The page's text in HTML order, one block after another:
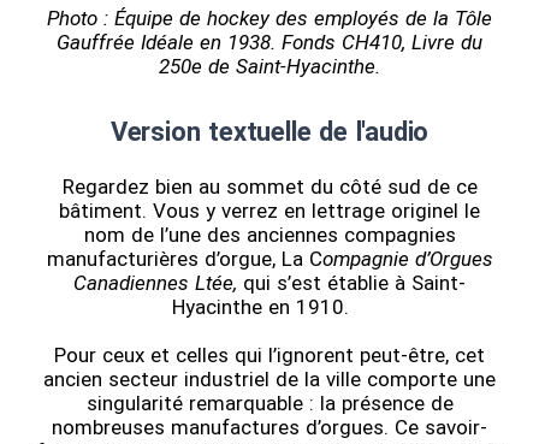
Photo : Équipe de hockey des employés de la Tôle
Gauffrée Idéale en 1938. Fonds CH410, Livre du
250e de Saint-Hyacinthe.
Version textuelle de l'audio
Regardez bien au sommet du côté sud de ce
bâtiment. Vous y verrez en lettrage originel le
nom de l’une des anciennes compagnies
manufacturières d’orgue, La Compagnie d’Orgues
Canadiennes Ltée, qui s’est établie à Saint-
Hyacinthe en 1910.
Pour ceux et celles qui l’ignorent peut-être, cet
ancien secteur industriel de la ville comporte une
singularité remarquable : la présence de
nombreuses manufactures d’orgues. Ce savoir-